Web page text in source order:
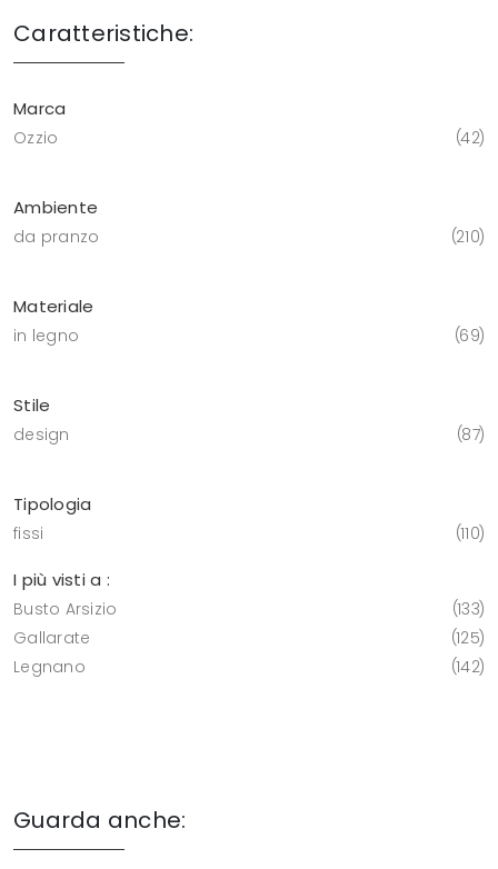
Caratteristiche:
Marca
Ozzio 42
Ambiente
da pranzo 210
Materiale
in legno 69
Stile
design 87
Tipologia
fissi 110
I più visti a :
Busto Arsizio
133
Gallarate
125
Legnano
142
Guarda anche: